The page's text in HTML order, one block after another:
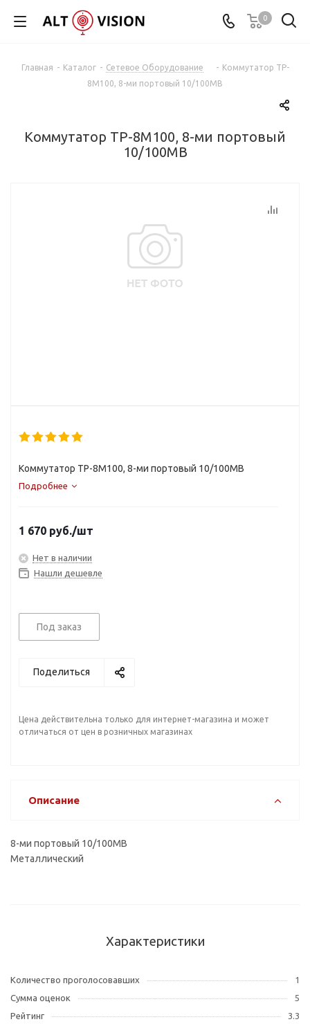
0
Главная - Каталог - Сетевое Оборудование - Коммутатор TP-
8M100, 8-ми портовый 10/100MB
Коммутатор TP-8M100, 8-ми портовый
10/100MB
Коммутатор TP-8M100, 8-ми портовый 10/100MB
Подробнее
1 670 руб./шт
Нет в наличии
Нашли дешевле
Под заказ
Поделиться
Цена действительна только для интернет-магазина и может
отличаться от цен в розничных магазинах
Описание
8-ми портовый 10/100MB
Металлический
Характеристики
Количество проголосовавших
1
Сумма оценок
5
Рейтинг
3.3